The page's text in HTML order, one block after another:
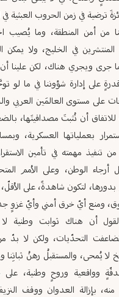
ترضية في زمن الحروب العبثية في
من أمن المنطقة، وما يُصيب
المنتشرين في الخليج، ولا
جرى ويجري هناك، لكن علينا أن
على إدارة شؤوننا في ما لو
على مستوى العالمَين العربي
للاتفاق أن تُثبتَ مصداقيتَها،
بعملياتها العسكرية،
تنفيذ مهمته في تأمين
أرجاء الوطن، وعلى الأمم
بدورها، لتكون شاهدةً، على
ومنع أيّ خرق أمني وأيّ غزوٍ
أن هناك ثوابت وطنية
التحدّيات، ولكن لا بدّ
لا يُمحى، والمستقبلُ رهنُ ثباتِنا
وواقعية وروحٍ وطنية، على
بإزالة العدوان ووقف